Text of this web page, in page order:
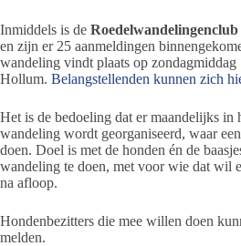
Inmiddels is de
en zijn er 25 aanmeldingen
wandeling vindt plaats op zondagmiddag
Hollum. Belangstellenden kunnen zich
Het is de bedoeling dat er maandelijks in
wandeling wordt georganiseerd, waar
doen. Doel is met de honden én de
wandeling te doen, met voor wie dat wil
na afloop.
Hondenbezitters die mee willen doen
melden.